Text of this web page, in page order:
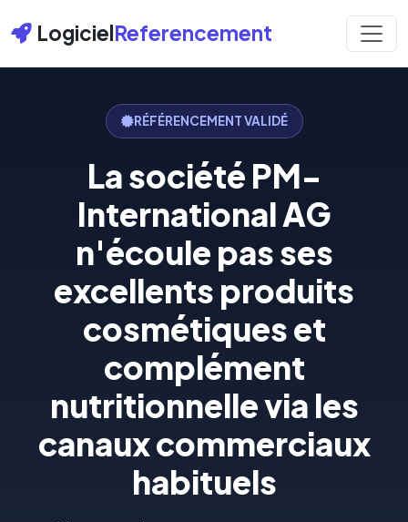
LogicielReferencement
RÉFÉRENCEMENT VALIDÉ
La société PM-
International AG
n'écoule pas ses
excellents produits
cosmétiques et
complément
nutritionnelle via les
canaux commerciaux
habituels